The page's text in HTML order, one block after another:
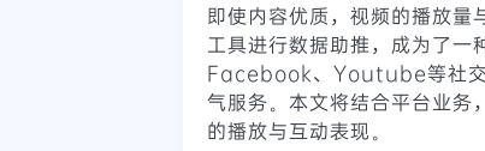
即使内容优质，视频的播放量
工具进行数据助推，成为了一
Facebook、Youtube等社交
气服务。本文将结合平台业
的播放与互动表现。